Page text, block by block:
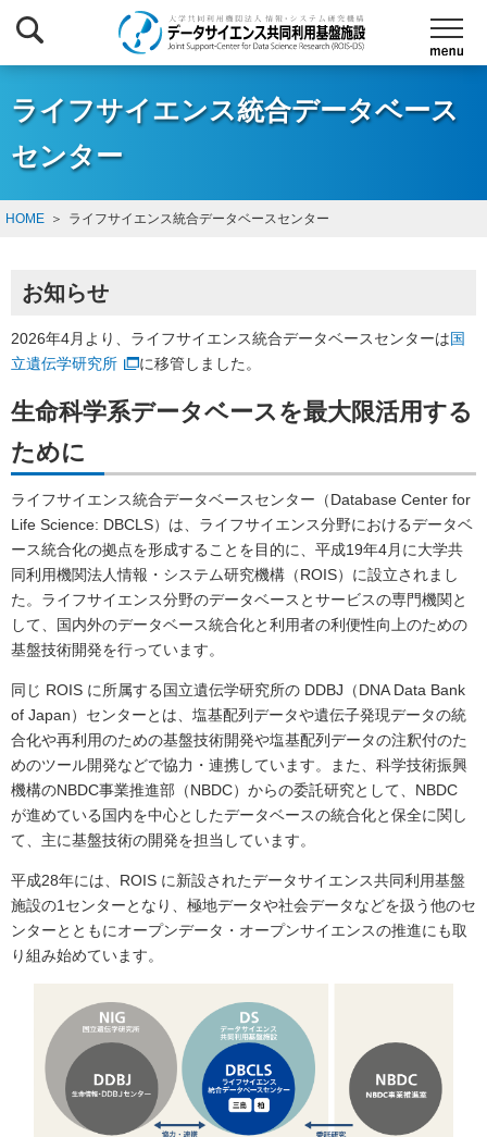
ライフサイエンス統合データベース
センター
HOME ライフサイエンス統合データベースセンター
お知らせ
2026年4月より、ライフサイエンス統合データベースセンターは国
立遺伝学研究所
に移管しました。
生命科学系データベースを最大限活用する
ために
ライフサイエンス統合データベースセンター（Database Center for
Life Science: DBCLS）は、ライフサイエンス分野におけるデータベ
ース統合化の拠点を形成することを目的に、平成19年4月に大学共
同利用機関法人情報・システム研究機構（ROIS）に設立されまし
た。ライフサイエンス分野のデータベースとサービスの専門機関と
して、国内外のデータベース統合化と利用者の利便性向上のための
基盤技術開発を行っています。
同じ ROIS に所属する国立遺伝学研究所の DDBJ（DNA Data Bank
of Japan）センターとは、塩基配列データや遺伝子発現データの統
合化や再利用のための基盤技術開発や塩基配列データの注釈付のた
めのツール開発などで協力・連携しています。また、科学技術振興
機構のNBDC事業推進部（NBDC）からの委託研究として、NBDC
が進めている国内を中心としたデータベースの統合化と保全に関し
て、主に基盤技術の開発を担当しています。
平成28年には、ROIS に新設されたデータサイエンス共同利用基盤
施設の1センターとなり、極地データや社会データなどを扱う他のセ
ンターとともにオープンデータ・オープンサイエンスの推進にも取
り組み始めています。